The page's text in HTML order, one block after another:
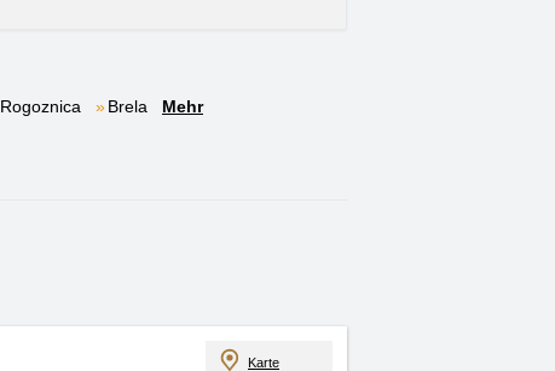
Rogoznica Brela
Mehr
Karte